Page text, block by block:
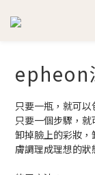
epheon
只要一瓶，就可以
只要一個步驟，
卸掉臉上的彩妝
膚調理成理想的狀